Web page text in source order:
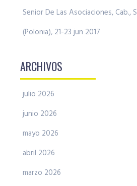
Senior De Las Asociaciones, Cab.,
(Polonia), 21-23 jun 2017
ARCHIVOS
julio 2026
junio 2026
mayo 2026
abril 2026
marzo 2026